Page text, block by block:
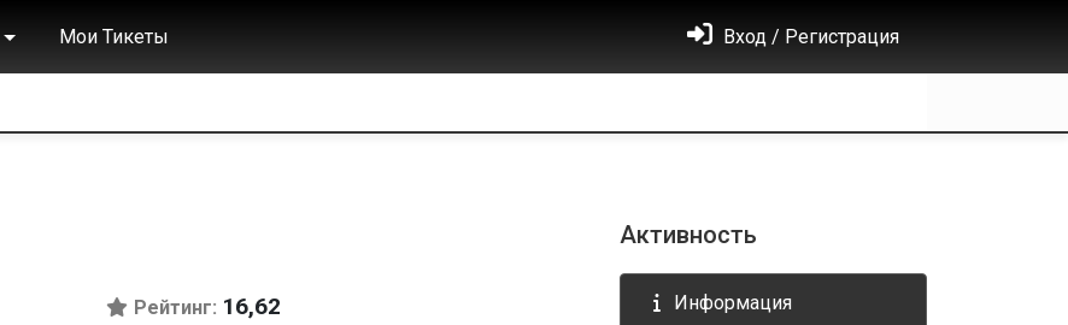
Мои Тикеты Вход / Регистрация
Рейтинг: 16,62
Активность
Информация